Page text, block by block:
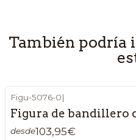
También podría
Figu-5076-0|
Figura de bandillero
desde103,95€